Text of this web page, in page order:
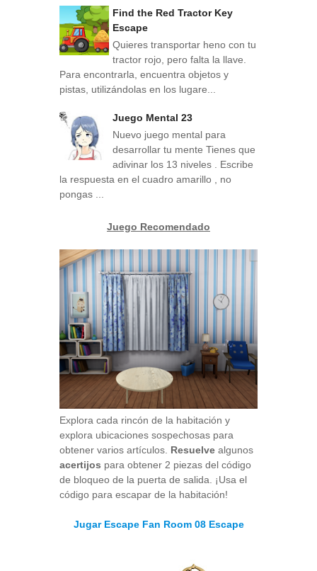
Find the Red Tractor Key
Escape
Quieres transportar heno con tu
tractor rojo, pero falta la llave.
Para encontrarla, encuentra objetos y
pistas, utilizándolas en los lugare...
Juego Mental 23
Nuevo juego mental para
desarrollar tu mente Tienes que
adivinar los 13 niveles . Escribe
la respuesta en el cuadro amarillo , no
pongas ...
Juego Recomendado
Explora cada rincón de la habitación y
explora ubicaciones sospechosas para
obtener varios artículos. Resuelve algunos
acertijos para obtener 2 piezas del código
de bloqueo de la puerta de salida. ¡Usa el
código para escapar de la habitación!
Jugar Escape Fan Room 08 Escape